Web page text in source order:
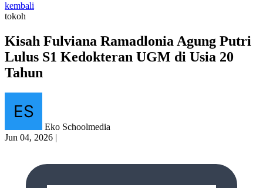
kembali
tokoh
Kisah Fulviana Ramadlonia Agung Putri
Lulus S1 Kedokteran UGM di Usia 20
Tahun
Eko Schoolmedia
Jun 04, 2026 |